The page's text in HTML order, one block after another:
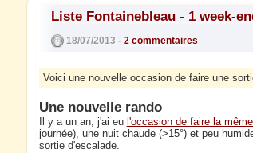
Liste Fontainebleau - 1 week-
18/07/2013 - 2 commentaires
Voici une nouvelle occasion de faire une
Une nouvelle rando
Il y a un an, j'ai eu l'occasion de faire la
journée), une nuit chaude (>15°) et peu
sortie d'escalade.